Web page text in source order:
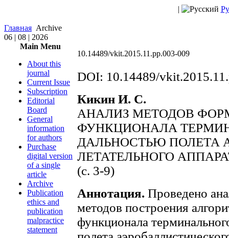
|
Главная Archive
06 | 08 | 2026
Main Menu
About this
journal
Current Issue
Subscription
Editorial
Board
General
information
for authors
Purchase
digital version
of a single
article
Archive
Publication
ethics and
publication
malpractice
statement
10.14489/vkit.2015.11.pp.003-009
DOI: 10.14489/
Кикин И. С.
АНАЛИЗ МЕТОДОВ
ФУНКЦИОНАЛА
ДАЛЬНОСТЬЮ ПОЛЕТА
ЛЕТАТЕЛЬНОГО
(c. 3-9)
Аннотация. Проведено
методов построения
функционала